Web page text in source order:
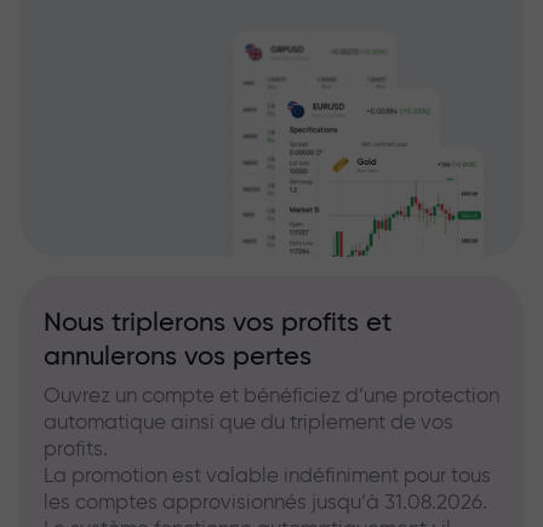
Nous triplerons vos profits et
annulerons vos pertes
Ouvrez un compte et bénéficiez d’une protection
automatique ainsi que du triplement de vos
profits.
La promotion est valable indéfiniment pour tous
les comptes approvisionnés jusqu’à 31.08.2026.